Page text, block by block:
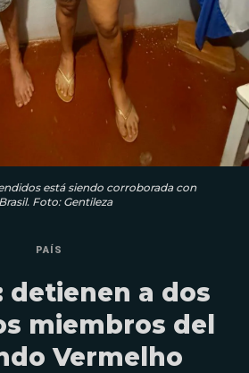
está siendo corroborada con
Foto: Gentileza
PAÍS
detienen a dos
miembros del
Vermelho